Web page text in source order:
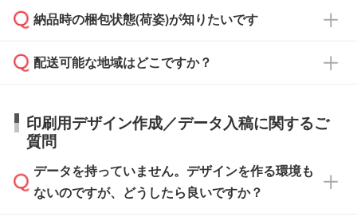
ご希望の際は担当スタッフまでお気軽にご相談
ください。
ご入金確認後、1～2営業日で出荷いたしま
タッフまでお問い合わせください。
ル」に注文予定日をご入力いただくと、おおよ
その締切日や出荷目安をご確認いただけます。
い。
応が可能かご案内いたします。
す。>>対象商品はこちら
※最短出荷日は商品によって異なります。各商
品ページにてご確認ください
ご入金確認後に在庫を確保し、注文確定のご連
はできかねますので予めご了承ください。
納品時の梱包状態(荷姿)が知りたいです
商品によって異なります。各ページにある商品
す。(白箱、化粧箱、ブリスターパックなど)
【袋入り】 商品がひとつずつ袋に入っていま
す。(透明袋、デザイン袋など)
【個包装なし】 個包装がされていない状態で
配送可能な地域はどこですか？
日本全国へお届けが可能です。なお、海外への
直接納品は行っておりませんので予めご了承く
ださい。
印刷用デザイン作成／データ入稿に関するご
質問
データを持っていません。デザインを作る環境も
ないのですが、どうしたら良いですか？